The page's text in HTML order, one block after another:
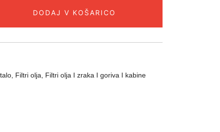
DODAJ V KOŠARICO
Filtri olja Filtri olja I zraka I goriva I kabine